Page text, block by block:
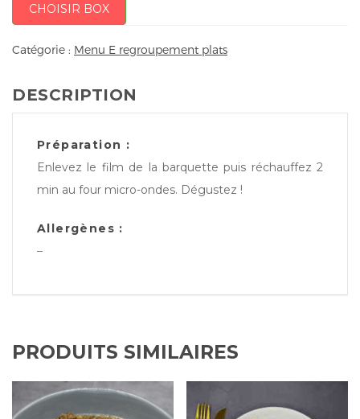
CHOISIR BOX
Catégorie : Menu E regroupement plats
DESCRIPTION
Préparation :
Enlevez le film de la barquette puis réchauffez 2
min au four micro-ondes. Dégustez !
Allergènes :
–
PRODUITS SIMILAIRES